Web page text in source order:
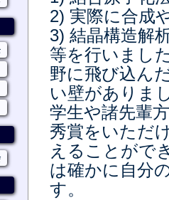
2) 実際に合成
3) 結晶構造解
等を行いまし
野に飛び込ん
い壁がありま
学生や諸先輩
秀賞をいただ
えることがで
は確かに自分
す。